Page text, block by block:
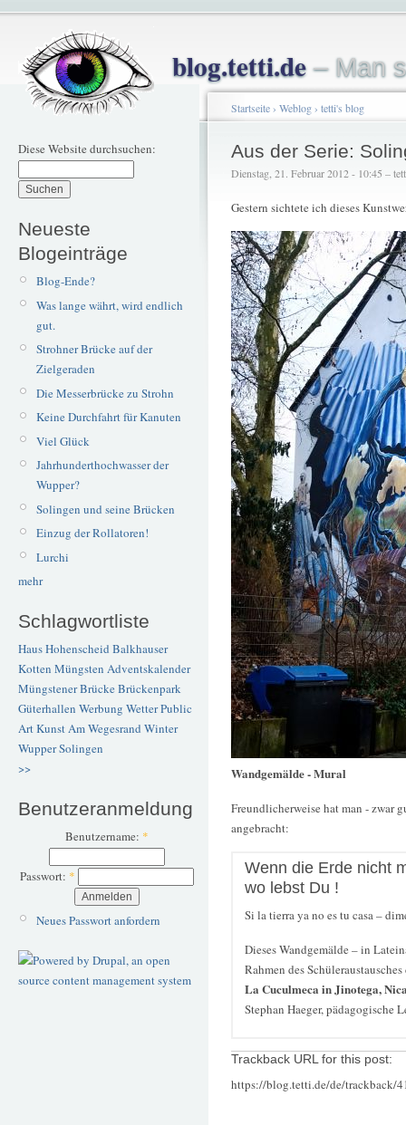
blog.tetti.de– Man
Diese Website durchsuchen:
Neueste
Blogeinträge
Blog-Ende?
Was lange währt, wird endlich
gut.
Strohner Brücke auf der
Zielgeraden
Die Messerbrücke zu Strohn
Keine Durchfahrt für Kanuten
Viel Glück
Jahrhunderthochwasser der
Wupper?
Solingen und seine Brücken
Einzug der Rollatoren!
Lurchi
mehr
Schlagwortliste
Haus Hohenscheid Balkhauser
Kotten Müngsten Adventskalender
Müngstener BrückeBrückenpark
Güterhallen Werbung WetterPublic
ArtKunstAm Wegesrand Winter
WupperSolingen
>>
Benutzeranmeldung
Benutzername: *
Passwort: *
Neues Passwort anfordern
Startseite› Weblog› tetti's blog
Aus der Serie:
Dienstag, 21. Februar 2012 - 10:45 –
Gestern sichtete ich dieses
Wandgemälde - Mural
Freundlicherweise hat man - zwar
angebracht:
Wenn die Erde nicht
wo lebst Du !
Si la tierra ya no es tu casa –
Dieses Wandgemälde – in
Rahmen des
La Cuculmeca in Jinotega,
Stephan Haeger, pädagogische
Trackback URL for this post:
https://blog.tetti.de/de/trackback/